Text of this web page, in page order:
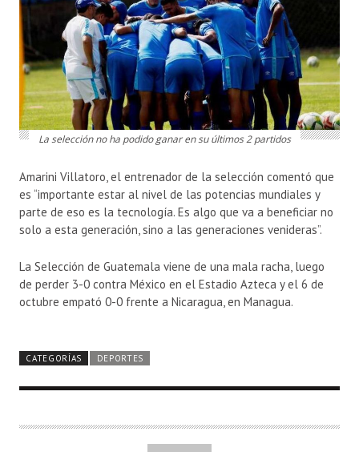
La selección no ha podido ganar en su últimos 2 partidos
Amarini Villatoro, el entrenador de la selección comentó que
es “importante estar al nivel de las potencias mundiales y
parte de eso es la tecnología. Es algo que va a beneficiar no
solo a esta generación, sino a las generaciones venideras”.
La Selección de Guatemala viene de una mala racha, luego
de perder 3-0 contra México en el Estadio Azteca y el 6 de
octubre empató 0-0 frente a Nicaragua, en Managua.
CATEGORÍAS DEPORTES